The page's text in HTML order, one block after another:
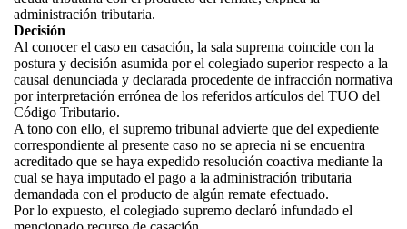
administración tributaria.
Decisión
Al conocer el caso en casación, la sala suprema coincide con la
postura y decisión asumida por el colegiado superior respecto a la
causal denunciada y declarada procedente de infracción normativa
por interpretación errónea de los referidos artículos del TUO del
Código Tributario.
A tono con ello, el supremo tribunal advierte que del expediente
correspondiente al presente caso no se aprecia ni se encuentra
acreditado que se haya expedido resolución coactiva mediante la
cual se haya imputado el pago a la administración tributaria
demandada con el producto de algún remate efectuado.
Por lo expuesto, el colegiado supremo declaró infundado el